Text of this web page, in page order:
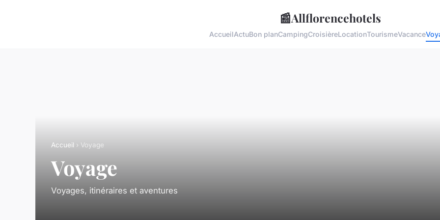
📰Allflorencehotels
AccueilActuBon planCampingCroisièreLocationTourismeVacance
Accueil › Voyage
Voyage
Voyages, itinéraires et aventures